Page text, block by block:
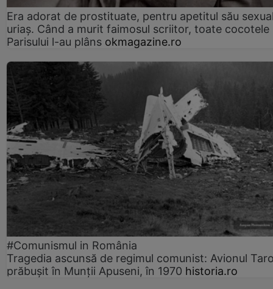
Era adorat de prostituate, pentru apetitul său
uriaș. Când a murit faimosul scriitor, toate cocotele
Parisului l-au plâns okmagazine.ro
#Comunismul in România
Tragedia ascunsă de regimul comunist: Avionul
prăbușit în Munții Apuseni, în 1970 historia.ro